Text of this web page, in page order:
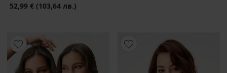
52,99 € (103,64 лв.)